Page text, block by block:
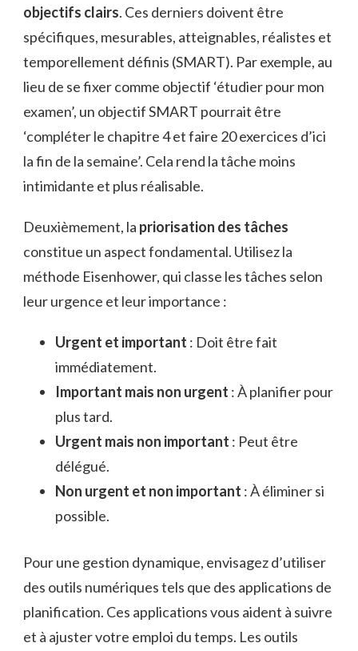
objectifs clairs. Ces derniers doivent être
spécifiques, mesurables, atteignables, réalistes et
temporellement définis (SMART). Par exemple, au
lieu de se fixer comme objectif ‘étudier pour mon
examen’, un objectif SMART pourrait être
‘compléter le chapitre 4 et faire 20 exercices d’ici
la fin de la semaine’. Cela rend la tâche moins
intimidante et plus réalisable.
Deuxièmement, la priorisation des tâches
constitue un aspect fondamental. Utilisez la
méthode Eisenhower, qui classe les tâches selon
leur urgence et leur importance :
Urgent et important : Doit être fait
immédiatement.
Important mais non urgent : À planifier pour
plus tard.
Urgent mais non important : Peut être
délégué.
Non urgent et non important : À éliminer si
possible.
Pour une gestion dynamique, envisagez d’utiliser
des outils numériques tels que des applications de
planification. Ces applications vous aident à suivre
et à ajuster votre emploi du temps. Les outils